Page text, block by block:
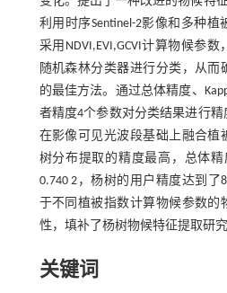
利用时序Sentinel-2影像和多种
采用NDVI,EVI,GCVI计算物候参
随机森林分类器进行分类，从而
的最佳方法。通过总体精度、
者精度4个参数对分类结果进行精
在影像可见光波段基础上融合植
树分布提取的精度最高，总体精
0.740 2，杨树的用户精度达到了
于不同植被指数计算物候参数的
性，填补了杨树物候特征提取研究
关键词